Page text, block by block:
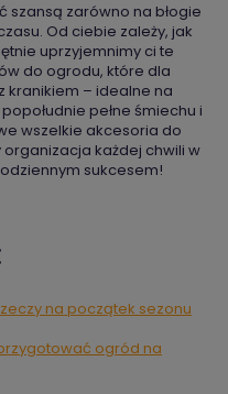
szansą zarówno na błogie
Od ciebie zależy, jak
uprzyjemnimy ci te
do ogrodu, które dla
kranikiem – idealne na
pełne śmiechu i
wszelkie akcesoria do
każdej chwili w
sukcesem!
na początek sezonu
ogród na